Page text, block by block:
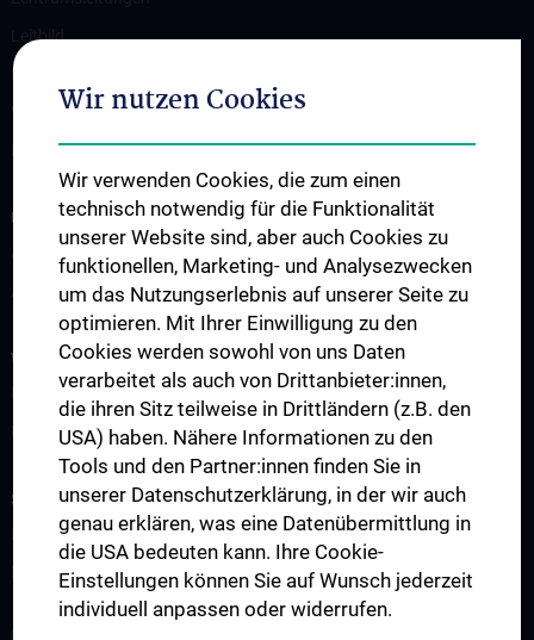
Leitbild
Wie Sie uns finden
Events
UNSERE ABTEILUNGEN
Abteilung für Zell- und Entwicklungsbiologie
WISSENSCHAFT & FORSCHUNG
Forschung an der Abteilung für Anatomie
Forschung an der Abteilung für Zellbiologie
STUDIUM, AUS- UND WEITERBILDUNG
Lehre an der Abteilung für Anatomie
Lehre der Abteilung für Zell- und Entwicklungsbiologie
Wir nutzen Cookies
Wir verwenden Cookies, die zum einen
technisch notwendig für die Funktionalität
unserer Website sind, aber auch Cookies zu
funktionellen, Marketing- und Analysezwecken
um das Nutzungserlebnis auf unserer Seite zu
optimieren. Mit Ihrer Einwilligung zu den
Cookies werden sowohl von uns Daten
verarbeitet als auch von Drittanbieter:innen,
die ihren Sitz teilweise in Drittländern (z.B. den
USA) haben. Nähere Informationen zu den
Tools und den Partner:innen finden Sie in
unserer Datenschutzerklärung, in der wir auch
genau erklären, was eine Datenübermittlung in
die USA bedeuten kann. Ihre Cookie-
Einstellungen können Sie auf Wunsch jederzeit
individuell anpassen oder widerrufen.